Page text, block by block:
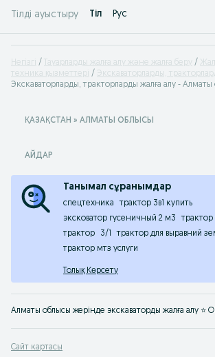
Тілді ауыстыру Tіл Рус
Негізгі Тауарларды жалға алу және жалға беру
техника қызметтері
Экскаваторларды,
Экскаваторларды, тракторларды жалға алу - Алматы
ҚАЗАҚСТАН » АЛМАТЫ ОБЛЫСЫ
АЙДАР
Танымал сұранымдар
спецтехника
трактор 3в1 купить
эксковатор гусеничный 2 м3
трактор
трактор
3/1
трактор для выравний
трактор мтз услуги
Толық Көрсету
Сайт картасы